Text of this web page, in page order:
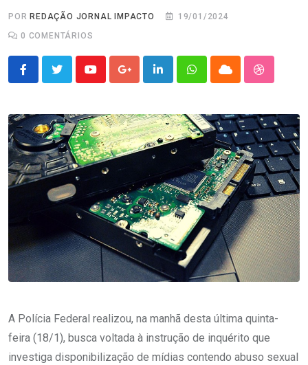
POR REDAÇÃO JORNAL IMPACTO
19/01/2024
0 COMENTÁRIOS
YoutubeGoogle+LinkedInWhatsappCloud
A Polícia Federal realizou, na manhã desta última quinta-
feira (18/1), busca voltada à instrução de inquérito que
investiga disponibilização de mídias contendo abuso sexual